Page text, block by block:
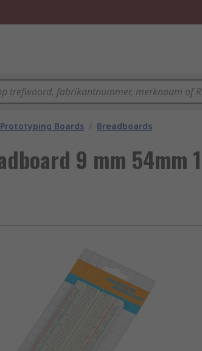
Prototyping Boards / Breadboards
9 mm 54mm